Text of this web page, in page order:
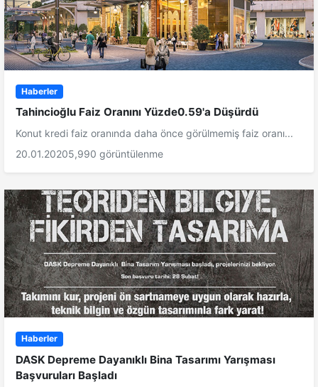
Haberler
Tahincioğlu Faiz Oranını Yüzde0.59'a Düşürdü
Konut kredi faiz oranında daha önce görülmemiş faiz oranı...
20.01.20205,990 görüntülenme
Haberler
DASK Depreme Dayanıklı Bina Tasarımı Yarışması
Başvuruları Başladı